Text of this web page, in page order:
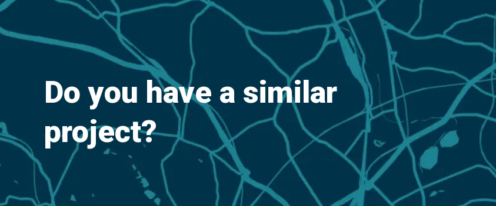
Do you have a similar
project?